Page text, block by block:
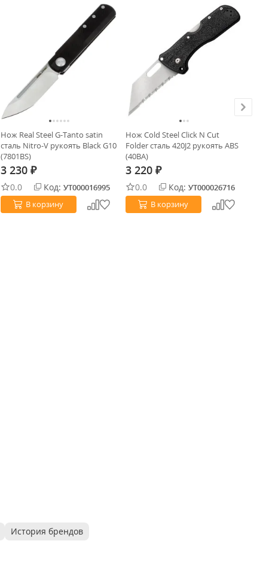
Нож Real Steel G-Tanto satin
сталь Nitro-V рукоять Black G10
(7801BS)
3 230 ₽
0.0 Код: УТ000016995
В корзину
Нож Cold Steel Click N Cut
Folder сталь 420J2 рукоять ABS
(40BA)
3 220 ₽
0.0 Код: УТ000026716
В корзину
История брендов